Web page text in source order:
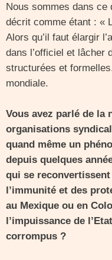
Nous sommes dans ce
décrit comme étant : «
Alors qu’il faut élargir
dans l’officiel et lâcher
structurées et
mondiale.
Vous avez parlé de la
organisations
quand même un
depuis quelques
qui se
l’immunité et des
au Mexique ou en
l’impuissance de
corrompus ?